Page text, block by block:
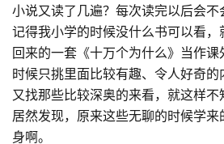
小说又读了几遍？每次读完以后会不
记得我小学的时候没什么书可以看
回来的一套《十万个为什么》当作
时候只挑里面比较有趣、令人好奇
又找那些比较深奥的来看，就这样
居然发现，原来这些无聊的时候学
身啊。